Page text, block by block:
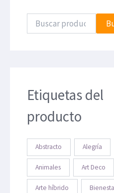
Etiquetas del
producto
Abstracto Alegría
Animales Art Deco
Arte híbrido